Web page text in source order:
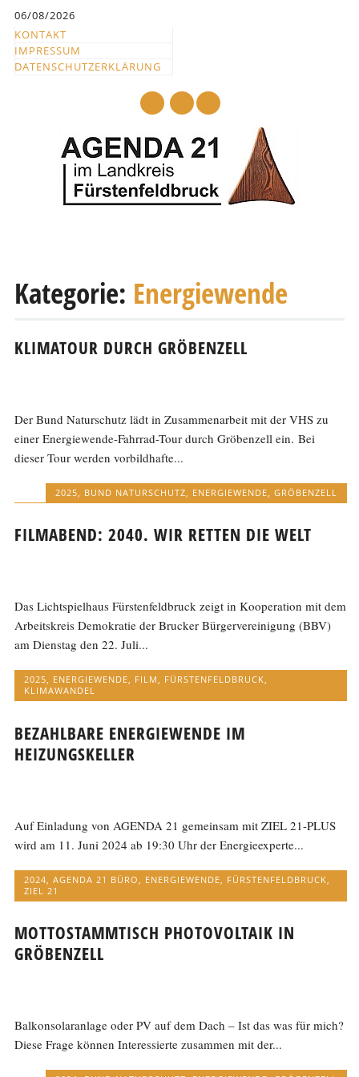
springen
06/08/2026
KONTAKT
IMPRESSUM
DATENSCHUTZERKLÄRUNG
zum
Kategorie: Energiewende
KLIMATOUR DURCH GRÖBENZELL
Der Bund Naturschutz lädt in Zusammenarbeit mit der VHS zu
einer Energiewende-Fahrrad-Tour durch Gröbenzell ein. Bei
dieser Tour werden vorbildhafte...
2025, BUND NATURSCHUTZ, ENERGIEWENDE, GRÖBENZELL
FILMABEND: 2040. WIR RETTEN DIE WELT
Das Lichtspielhaus Fürstenfeldbruck zeigt in Kooperation mit dem
Arbeitskreis Demokratie der Brucker Bürgervereinigung (BBV)
am Dienstag den 22. Juli...
2025, ENERGIEWENDE, FILM, FÜRSTENFELDBRUCK,
KLIMAWANDEL
BEZAHLBARE ENERGIEWENDE IM
HEIZUNGSKELLER
Auf Einladung von AGENDA 21 gemeinsam mit ZIEL 21-PLUS
wird am 11. Juni 2024 ab 19:30 Uhr der Energieexperte...
2024 ,AGENDA 21 BÜRO ENERGIEWENDE FÜRSTENFELDBRUCK
ZIEL 21
MOTTOSTAMMTISCH PHOTOVOLTAIK IN
GRÖBENZELL
Balkonsolaranlage oder PV auf dem Dach – Ist das was für mich?
Diese Frage können Interessierte zusammen mit der...